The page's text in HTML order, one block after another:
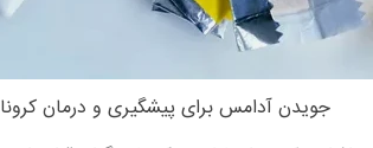
جویدن آدامس برای پیشگیری و درمان کرونا